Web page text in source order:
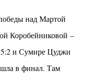
над Мартой
Коробейниковой –
и Сумире Цуджи
в финал. Там